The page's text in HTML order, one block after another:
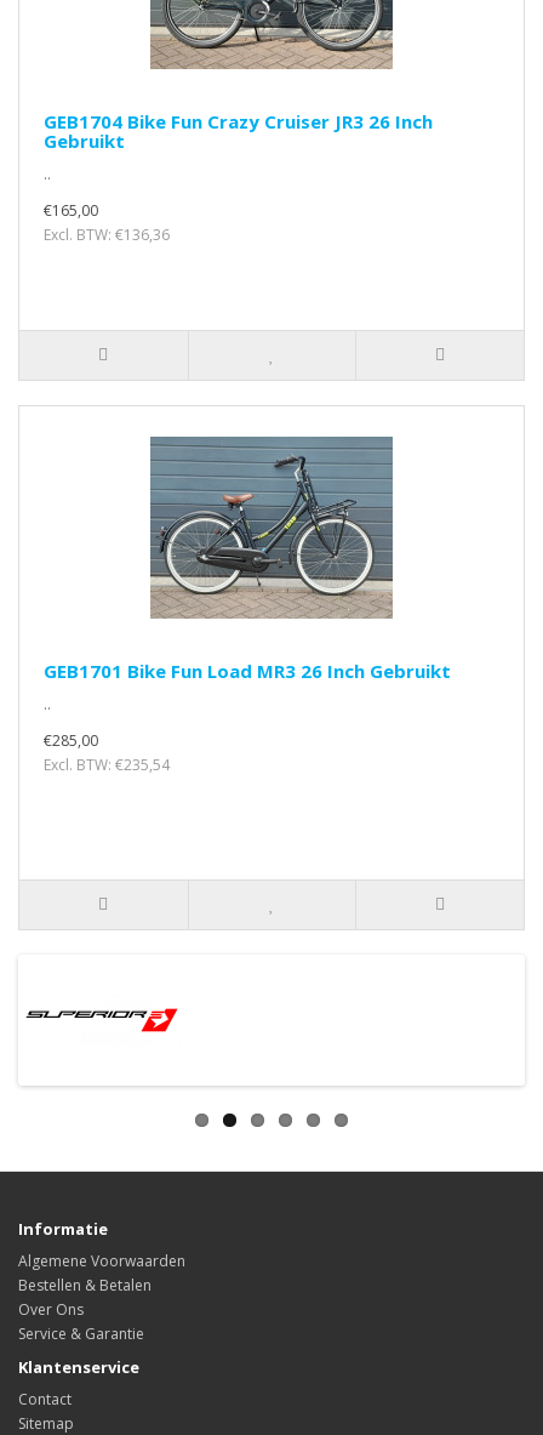
GEB1704 Bike Fun Crazy Cruiser JR3 26 Inch
Gebruikt
..
€165,00
Excl. BTW: €136,36
GEB1701 Bike Fun Load MR3 26 Inch Gebruikt
..
€285,00
Excl. BTW: €235,54
Informatie
Algemene Voorwaarden
Bestellen & Betalen
Over Ons
Service & Garantie
Klantenservice
Contact
Sitemap